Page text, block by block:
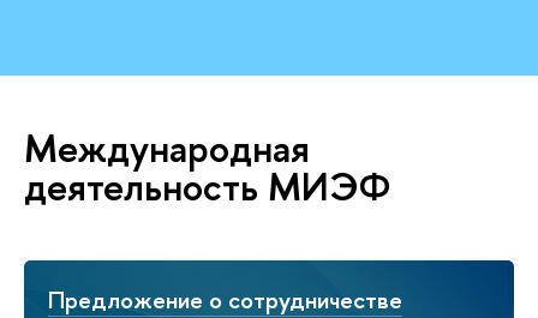
Международная
деятельность МИЭФ
Предложение о сотрудничестве